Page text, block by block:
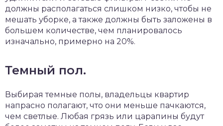
должны располагаться слишком низко, чтобы не
мешать уборке, а также должны быть заложены в
большем количестве, чем планировалось
изначально, примерно на 20%.
Темный пол.
Выбирая темные полы, владельцы квартир
напрасно полагают, что они меньше пачкаются,
чем светлые. Любая грязь или царапины будут